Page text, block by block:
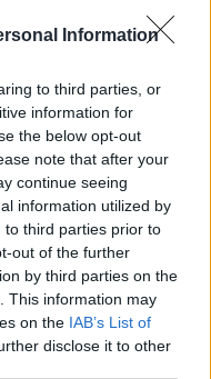
Information
to third parties, or
information for
the below opt-out
note that after your
continue seeing
information utilized by
to third parties prior to
out of the further
by third parties on the
This information may
on the IAB’s List of
disclose it to other
Kościół katolicki w
i ordynariatu
z diecezją. Spośród
ukraińskiego, ma
czyli
nie wchodzi w
Stolicy
jest
wschodniego
ordynariusza, a